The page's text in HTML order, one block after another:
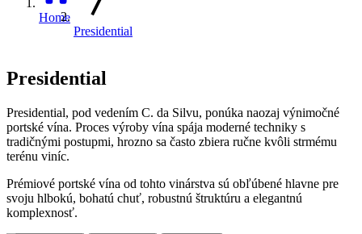
Home
Presidential
Presidential
Presidential, pod vedením C. da Silvu, ponúka naozaj výnimočné
portské vína. Proces výroby vína spája moderné techniky s
tradičnými postupmi, hrozno sa často zbiera ručne kvôli strmému
terénu viníc.
Prémiové portské vína od tohto vinárstva sú obľúbené hlavne pre
svoju hlbokú, bohatú chuť, robustnú štruktúru a elegantnú
komplexnosť.